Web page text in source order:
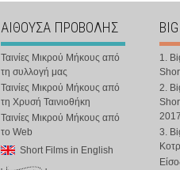
ΑΙΘΟΥΣΑ ΠΡΟΒΟΛΗΣ
Ταινίες Μικρού Μήκους από
τη συλλογή μας
Ταινίες Μικρού Μήκους από
τη Χρυσή Ταινιοθήκη
Ταινίες Μικρού Μήκους από
το Web
Short Films in English
1.
2.
3.